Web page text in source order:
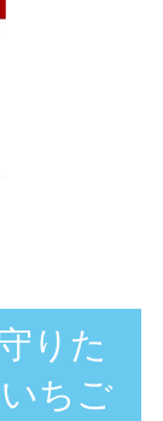
りた
ちご